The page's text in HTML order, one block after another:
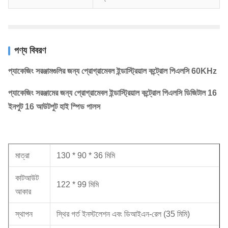
পণ্য বিবরণ
প্যাকেজিং সরঞ্জামগুলির জন্য প্রোগ্রামেবল ইন্ডাস্ট্রিয়াল কন্ট্রোল পিএলসি 60KHz
প্যাকেজিং সরঞ্জামের জন্য প্রোগ্রামেবল ইন্ডাস্ট্রিয়াল কন্ট্রোল পিএলসি ডিজিটাল 16
ইনপুট 16 আউটপুট হাই স্পিড পালস
মাত্রা 130 * 90 * 36 মিমি
কাটআউট
আকার
122 * 99 মিমি
স্থাপন স্থির গর্ত ইনস্টলেশন এবং ডিআইএন-রেল (35 মিমি)